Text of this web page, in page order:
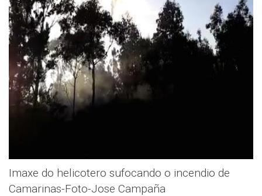
Imaxe do helicotero sufocando o incendio de
Camarinas-Foto-Jose Campaña